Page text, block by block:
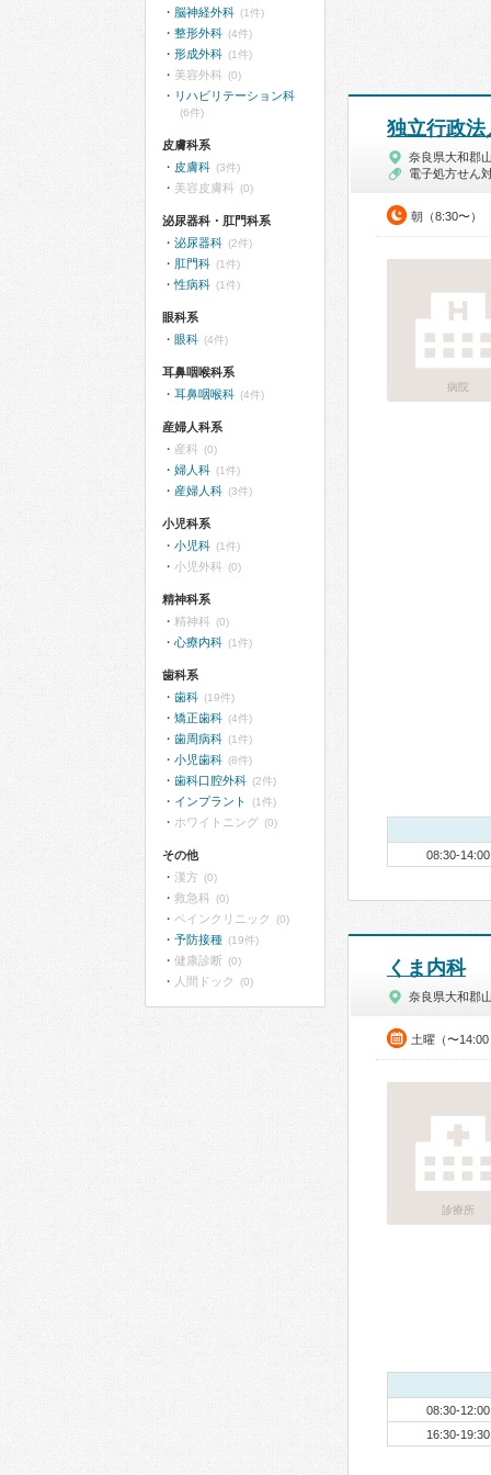
独立行政
奈良県大和郡
電子処方せん
朝（8:30〜）
病院
08:30-14:00
くま内科
奈良県大和郡
土曜（〜14:00
診療所
08:30-12:00
16:30-19:30
脳神経外科 (1件)
整形外科 (4件)
形成外科 (1件)
美容外科 (0)
リハビリテーション科
(6件)
皮膚科系
皮膚科 (3件)
美容皮膚科 (0)
泌尿器科・肛門科系
泌尿器科 (2件)
肛門科 (1件)
性病科 (1件)
眼科系
眼科 (4件)
耳鼻咽喉科系
耳鼻咽喉科 (4件)
産婦人科系
産科 (0)
婦人科 (1件)
産婦人科 (3件)
小児科系
小児科 (1件)
小児外科 (0)
精神科系
精神科 (0)
心療内科 (1件)
歯科系
歯科 (19件)
矯正歯科 (4件)
歯周病科 (1件)
小児歯科 (8件)
歯科口腔外科 (2件)
インプラント (1件)
ホワイトニング (0)
その他
漢方 (0)
救急科 (0)
ペインクリニック (0)
予防接種 (19件)
健康診断 (0)
人間ドック (0)